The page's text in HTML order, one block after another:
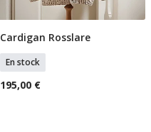
Sélectionner Tailles
Cardigan Rosslare
En stock
195,00 €